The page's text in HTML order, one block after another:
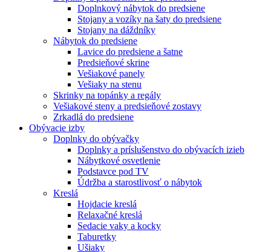
Doplnkový nábytok do predsiene
Stojany a vozíky na šaty do predsiene
Stojany na dáždníky
Nábytok do predsiene
Lavice do predsiene a šatne
Predsieňové skrine
Vešiakové panely
Vešiaky na stenu
Skrinky na topánky a regály
Vešiakové steny a predsieňové zostavy
Zrkadlá do predsiene
Obývacie izby
Doplnky do obývačky
Doplnky a príslušenstvo do obývacích izieb
Nábytkové osvetlenie
Podstavce pod TV
Údržba a starostlivosť o nábytok
Kreslá
Hojdacie kreslá
Relaxačné kreslá
Sedacie vaky a kocky
Taburetky
Ušiaky